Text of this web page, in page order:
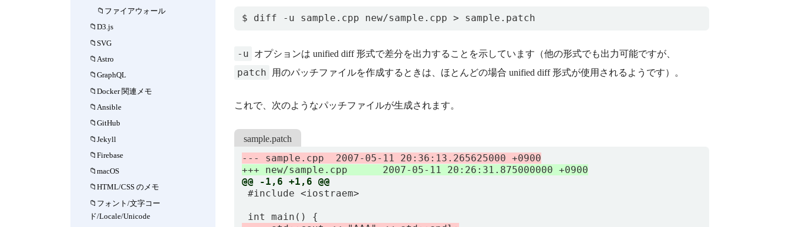
ファイアウォール
D3.js
SVG
Astro
GraphQL
Docker 関連メモ
Ansible
GitHub
Jekyll
Firebase
macOS
HTML/CSS のメモ
フォント/文字コー
ド/Locale/Unicode
$ diff -u sample.cpp new/sample.cpp > sample.patch
-u オプションは unified diff 形式で差分を出力することを示しています（他の形式でも出力可能ですが、
patch 用のパッチファイルを作成するときは、ほとんどの場合 unified diff 形式が使用されるようです）。
これで、次のようなパッチファイルが生成されます。
sample.patch